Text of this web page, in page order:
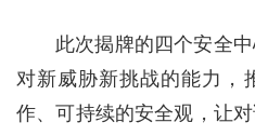
此次揭牌的四个安全
对新威胁新挑战的能力，
作、可持续的安全观，让